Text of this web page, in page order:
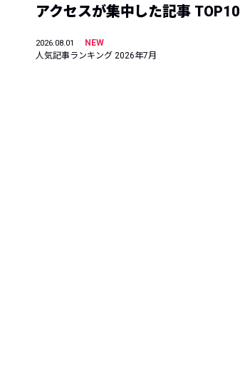
アクセスが集中した記事 TOP10
2026.08.01
NEW
人気記事ランキング 2026年7月